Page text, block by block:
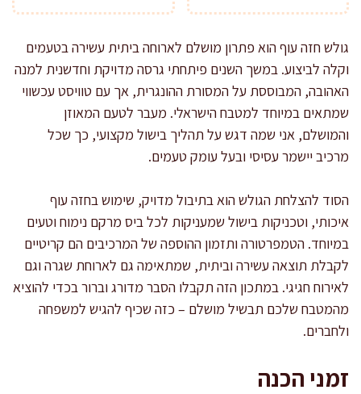
גולש חזה עוף הוא פתרון מושלם לארוחה ביתית עשירה בטעמים
וקלה לביצוע. במשך השנים פיתחתי גרסה מדויקת וחדשנית למנה
האהובה, המבוססת על המסורת ההונגרית, אך עם טוויסט עכשווי
שמתאים במיוחד למטבח הישראלי. מעבר לטעם המאוזן
והמושלם, אני שמה דגש על תהליך בישול מקצועי, כך שכל
מרכיב יישמר עסיסי ובעל עומק טעמים.
הסוד להצלחת הגולש הוא בתיבול מדויק, שימוש בחזה עוף
איכותי, וטכניקות בישול שמעניקות לכל ביס מרקם נימוח וטעים
במיוחד. הטמפרטורה ותזמון ההוספה של המרכיבים הם קריטיים
לקבלת תוצאה עשירה וביתית, שמתאימה גם לארוחת שגרה וגם
לאירוח חגיגי. במתכון הזה תקבלו הסבר מדורג וברור בכדי להוציא
מהמטבח שלכם תבשיל מושלם – כזה שכיף להגיש למשפחה
ולחברים.
זמני הכנה